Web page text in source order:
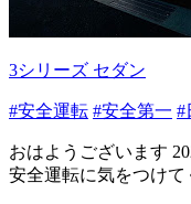
3シリーズ セダン
#安全運転 #安全第一 #
おはようございます
安全運転に気をつけて